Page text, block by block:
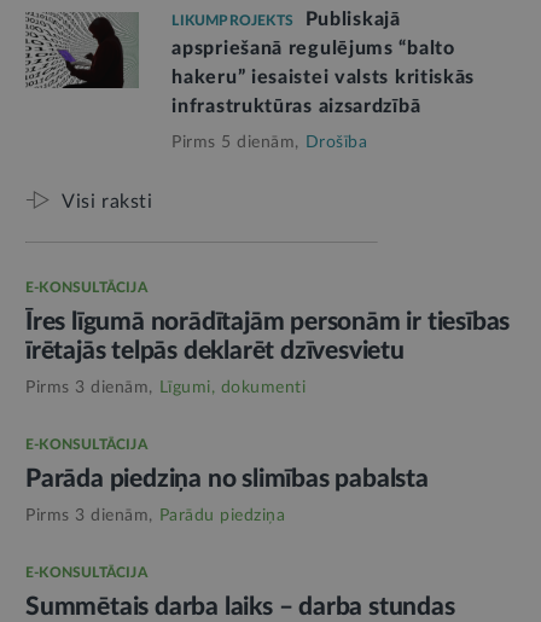
LIKUMPROJEKTS
Publiskajā
apspriešanā regulējums “balto
hakeru” iesaistei valsts kritiskās
infrastruktūras aizsardzībā
Pirms 5 dienām, Drošība
Visi raksti
E-KONSULTĀCIJA
Īres līgumā norādītajām personām ir tiesības
īrētajās telpās deklarēt dzīvesvietu
Pirms 3 dienām, Līgumi, dokumenti
E-KONSULTĀCIJA
Parāda piedziņa no slimības pabalsta
Pirms 3 dienām, Parādu piedziņa
E-KONSULTĀCIJA
Summētais darba laiks – darba stundas